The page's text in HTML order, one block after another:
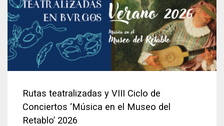
Rutas teatralizadas y VIII Ciclo de
Conciertos ‘Música en el Museo del
Retablo’ 2026